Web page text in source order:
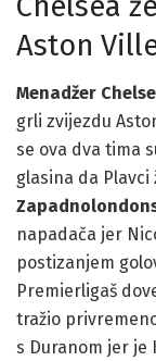
Aston
Menadžer
grli zvijezdu
se ova dva tima
glasina da Plavci
napadača jer
postizanjem
Premierligaš
tražio
s Duranom jer je